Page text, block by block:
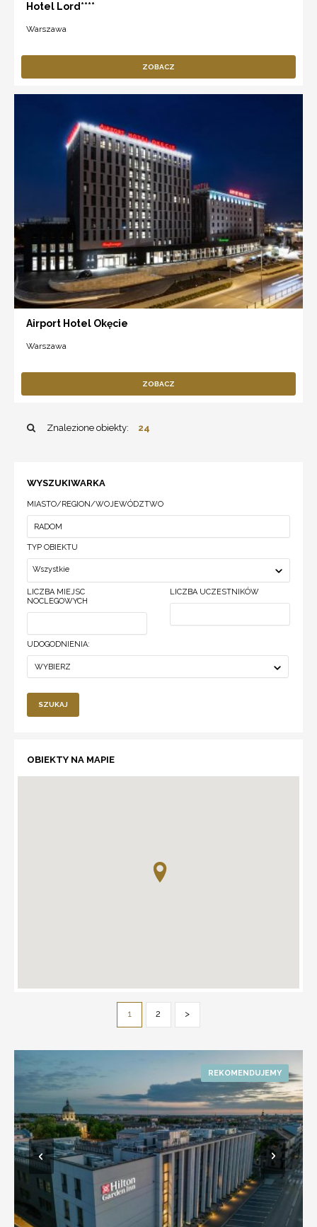
Hotel Lord****
Warszawa
ZOBACZ
Airport Hotel Okęcie
Warszawa
ZOBACZ
Znalezione obiekty: 24
WYSZUKIWARKA
MIASTO/REGION/WOJEWÓDZTWO
TYP OBIEKTU
Wszystkie
LICZBA MIEJSC
NOCLEGOWYCH
LICZBA UCZESTNIKÓW
UDOGODNIENIA:
WYBIERZ
SZUKAJ
OBIEKTY NA MAPIE
1 2 >